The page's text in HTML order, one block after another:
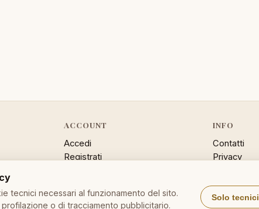
ACCOUNT
Accedi
Registrati
INFO
Contatti
Privacy
Sitemap
tecnici necessari al funzionamento del sito.
o di tracciamento pubblicitario.
Solo tecnici